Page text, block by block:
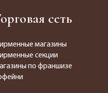
сеть
магазины
секции
по франшизе